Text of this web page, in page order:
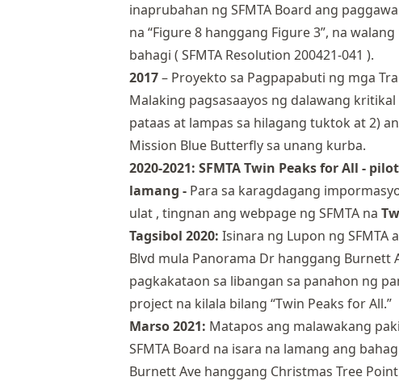
inaprubahan ng SFMTA Board ang
na “Figure 8 hanggang Figure 3”, na
bahagi ( SFMTA Resolution 200421-041 ).
2017– Proyekto sa Pagpapabuti ng mga
Malaking pagsasaayos ng dalawang
pataas at lampas sa hilagang tuktok at 2)
Mission Blue Butterfly sa unang kurba.
2020-2021: SFMTA Twin Peaks for All -
lamang - Para sa karagdagang
ulat , tingnan ang webpage ng SFMTA na
Tagsibol 2020: Isinara ng Lupon ng SFMTA
Blvd mula Panorama Dr hanggang Burnett
pagkakataon sa libangan sa panahon ng
project na kilala bilang “Twin Peaks for All.”
Marso 2021: Matapos ang malawakang
SFMTA Board na isara na lamang ang
Burnett Ave hanggang Christmas Tree